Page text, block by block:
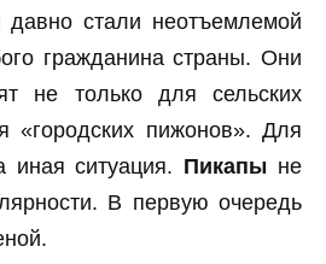
стали неотъемлемой
гражданина страны. Они
не только для сельских
«городских пижонов». Для
иная ситуация. Пикапы не
В первую очередь